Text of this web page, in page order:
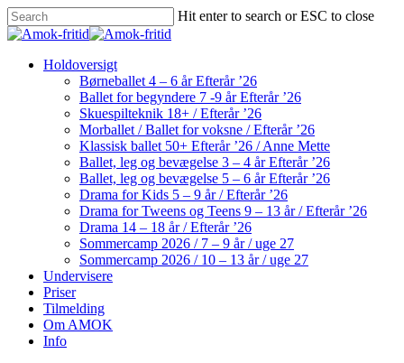
Skip
to
content
Hit enter to search or ESC to close
Close
Menu
Holdoversigt
Børneballet 4 – 6 år Efterår ’26
Ballet for begyndere 7 -9 år Efterår ’26
Skuespilteknik 18+ / Efterår ’26
Morballet / Ballet for voksne / Efterår ’26
Klassisk ballet 50+ Efterår ’26 / Anne Mette
Ballet, leg og bevægelse 3 – 4 år Efterår ’26
Ballet, leg og bevægelse 5 – 6 år Efterår ’26
Drama for Kids 5 – 9 år / Efterår ’26
Drama for Tweens og Teens 9 – 13 år / Efterår ’26
Drama 14 – 18 år / Efterår ’26
Sommercamp 2026 / 7 – 9 år / uge 27
Sommercamp 2026 / 10 – 13 år / uge 27
Undervisere
Priser
Tilmelding
Om AMOK
Info